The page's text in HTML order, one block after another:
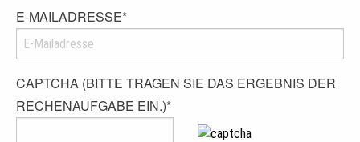
E-MAILADRESSE*
CAPTCHA (BITTE TRAGEN SIE DAS ERGEBNIS DER
RECHENAUFGABE EIN.)*